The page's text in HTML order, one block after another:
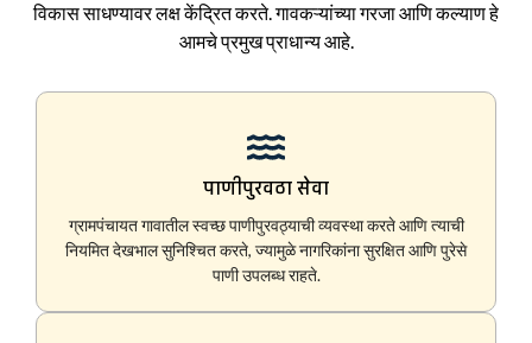
विकास साधण्यावर लक्ष केंद्रित करते. गावकऱ्यांच्या गरजा आणि कल्याण हे
आमचे प्रमुख प्राधान्य आहे.
पाणीपुरवठा सेवा
ग्रामपंचायत गावातील स्वच्छ पाणीपुरवठ्याची व्यवस्था करते आणि त्याची
नियमित देखभाल सुनिश्चित करते, ज्यामुळे नागरिकांना सुरक्षित आणि पुरेसे
पाणी उपलब्ध राहते.